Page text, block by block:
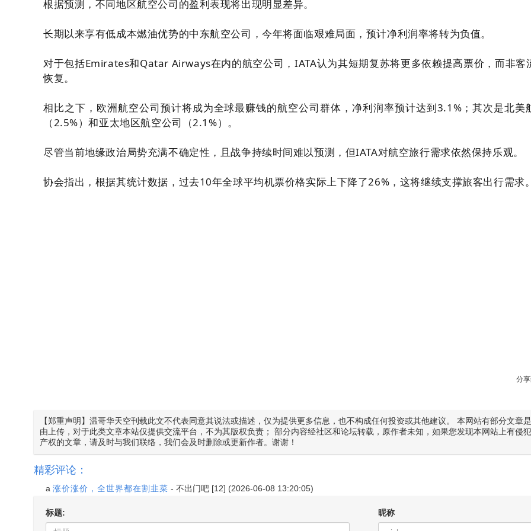
根据预测，不同地区航空公司的盈利表现将出现明显差异。
长期以来享有低成本燃油优势的中东航空公司，今年将面临艰难局面，预计净利润率将转为负值。
对于包括Emirates和Qatar Airways在内的航空公司，IATA认为其短期复苏将更多依赖提高票价，而非客
恢复。
相比之下，欧洲航空公司预计将成为全球最赚钱的航空公司群体，净利润率预计达到3.1%；其次是北美
（2.5%）和亚太地区航空公司（2.1%）。
尽管当前地缘政治局势充满不确定性，且战争持续时间难以预测，但IATA对航空旅行需求依然保持乐观。
协会指出，根据其统计数据，过去10年全球平均机票价格实际上下降了26%，这将继续支撑旅客出行需求。
分
【郑重声明】温哥华天空刊载此文不代表同意其说法或描述，仅为提供更多信息，也不构成任何投资或其他建议。 本网站有部分文章
由上传，对于此类文章本站仅提供交流平台，不为其版权负责； 部分内容经社区和论坛转载，原作者未知，如果您发现本网站上有侵
产权的文章，请及时与我们联络，我们会及时删除或更新作者。谢谢！
精彩评论：
a 涨价涨价，全世界都在割韭菜 - 不出门吧 [12] (2026-06-08 13:20:05)
标题: 昵称